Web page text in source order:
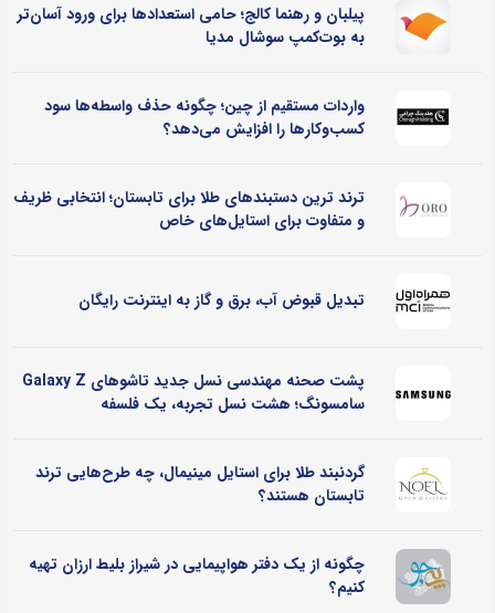
پیلبان و رهنما کالج؛ حامی استعدادها برای ورود آسان‌تر
به بوت‌کمپ سوشال مدیا
واردات مستقیم از چین؛ چگونه حذف واسطه‌ها سود
کسب‌وکارها را افزایش می‌دهد؟
ترند ترین دستبندهای طلا برای تابستان؛ انتخابی ظریف
و متفاوت برای استایل‌های خاص
تبدیل قبوض آب، برق و گاز به اینترنت رایگان
پشت صحنه مهندسی نسل جدید تاشوهای Galaxy Z
سامسونگ؛ هشت نسل تجربه، یک فلسفه
گردنبند طلا برای استایل مینیمال، چه طرح‌هایی ترند
تابستان هستند؟
چگونه از یک دفتر هواپیمایی در شیراز بلیط ارزان تهیه
کنیم؟